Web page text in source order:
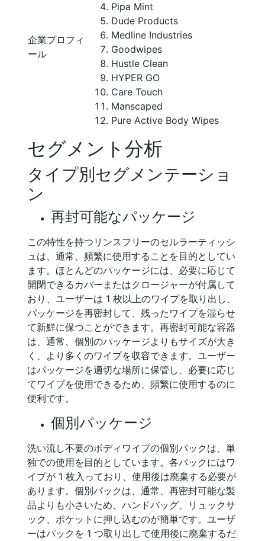
企業プロフィ
ール
Pipa Mint
Dude Products
Medline Industries
Goodwipes
Hustle Clean
HYPER GO
Care Touch
Manscaped
Pure Active Body Wipes
セグメント分析
タイプ別セグメンテーショ
ン
再封可能なパッケージ
この特性を持つリンスフリーのセルラーティッシ
ュは、通常、頻繁に使用することを目的としてい
ます。ほとんどのパッケージには、必要に応じて
開閉できるカバーまたはクロージャーが付属して
おり、ユーザーは 1 枚以上のワイプを取り出し、
パッケージを再密封して、残ったワイプを湿らせ
て新鮮に保つことができます。再密封可能な容器
は、通常、個別のパッケージよりもサイズが大き
く、より多くのワイプを収容できます。ユーザー
はパッケージを適切な場所に保管し、必要に応じ
てワイプを使用できるため、頻繁に使用するのに
便利です。
個別パッケージ
洗い流し不要のボディワイプの個別パックは、単
独での使用を目的としています。各パックにはワ
イプが 1 枚入っており、使用後は廃棄する必要が
あります。個別パックは、通常、再密封可能な製
品よりも小さいため、ハンドバッグ、リュックサ
ック、ポケットに押し込むのが簡単です。ユーザ
ーはパックを 1 つ取り出して使用後に廃棄するだ